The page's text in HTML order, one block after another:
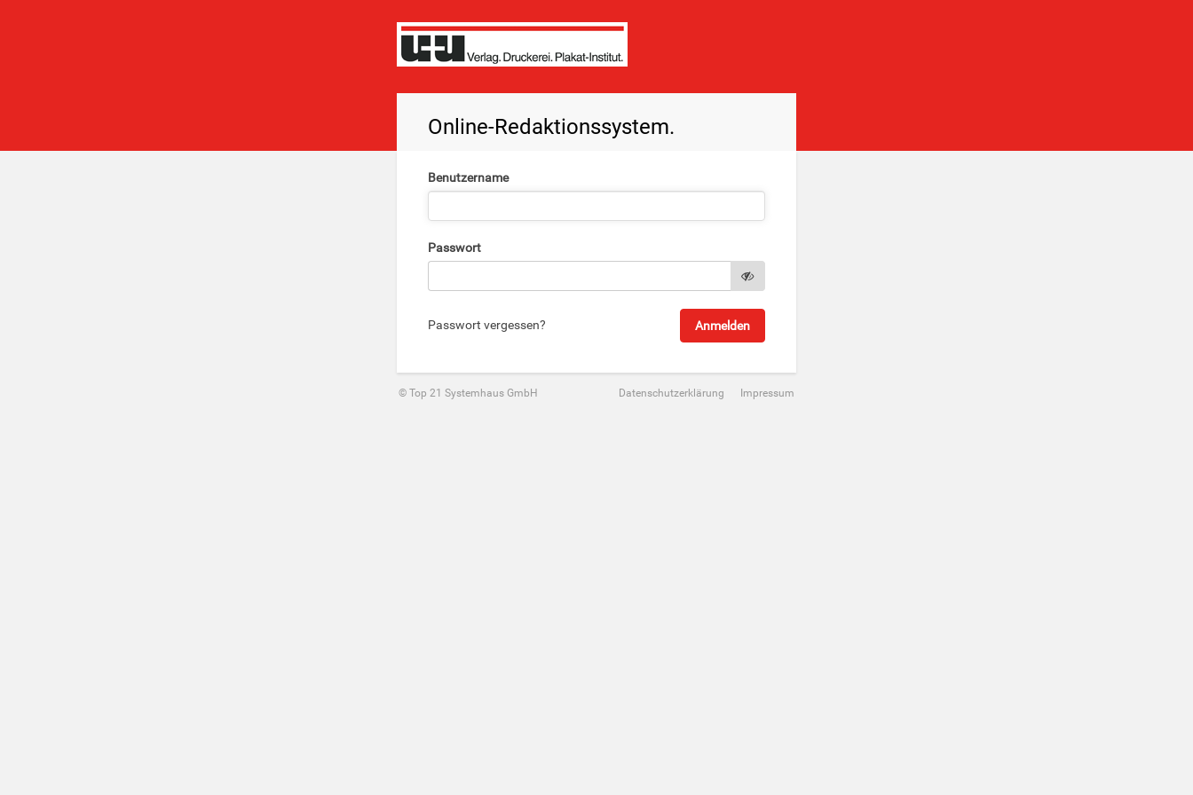
Online-Redaktionssystem.
Benutzername
Passwort
Passwort vergessen?
© Top 21 Systemhaus GmbH Datenschutzerklärung Impressum